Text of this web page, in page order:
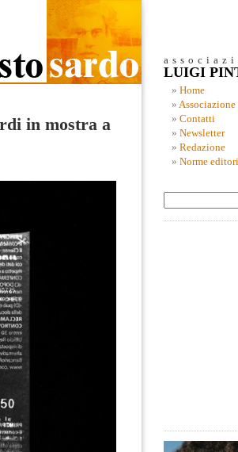
in mostra a
LUIGI
Home
Associazione
Contatti
Newsletter
Redazione
Norme